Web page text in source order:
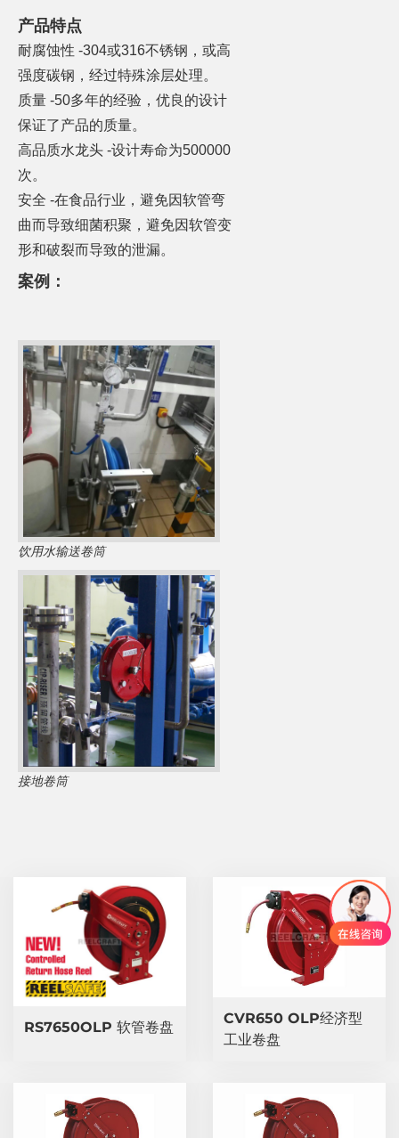
产品特点
耐腐蚀性 -304或316不锈钢，或高
强度碳钢，经过特殊涂层处理。
质量 -50多年的经验，优良的设计
保证了产品的质量。
高品质水龙头 -设计寿命为500000
次。
安全 -在食品行业，避免因软管弯
曲而导致细菌积聚，避免因软管变
形和破裂而导致的泄漏。
案例：
饮用水输送卷筒
接地卷筒
RS7650OLP 软管卷盘
CVR650 OLP经济型
工业卷盘